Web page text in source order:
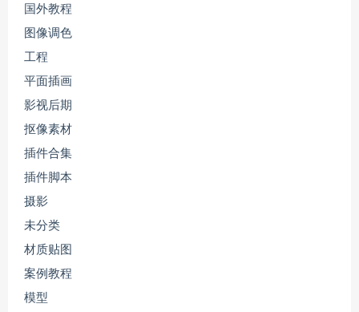
国外教程
图像调色
工程
平面插画
影视后期
抠像素材
插件合集
插件脚本
摄影
未分类
材质贴图
案例教程
模型